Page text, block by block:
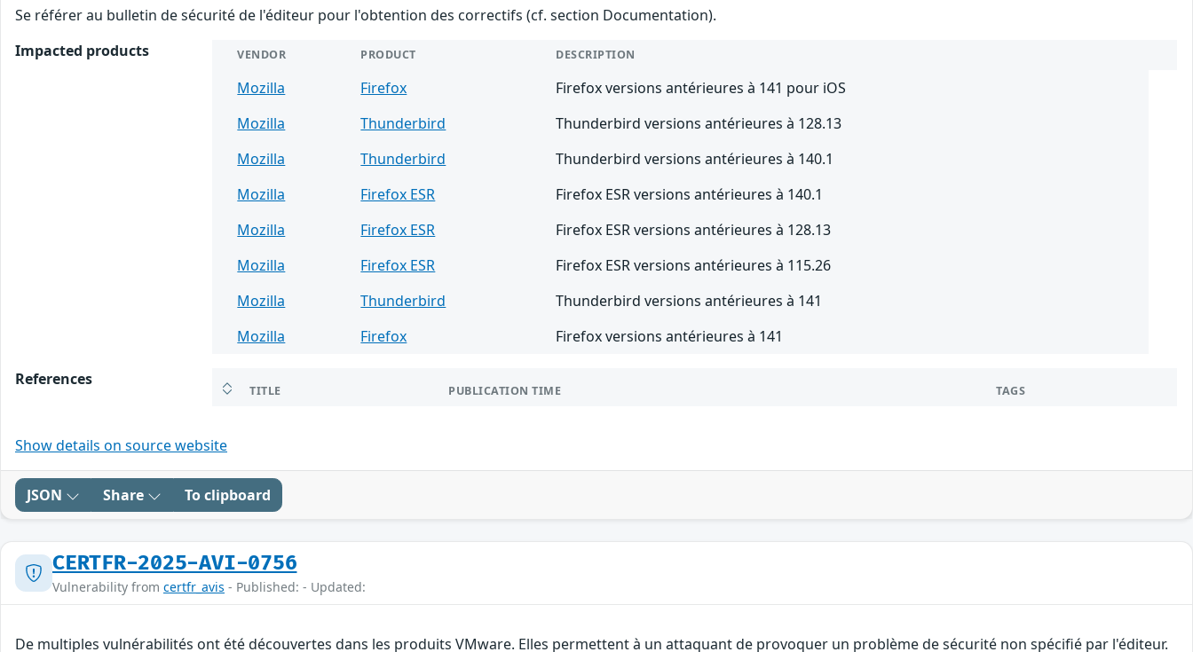
Se référer au bulletin de sécurité de l'éditeur pour l'obtention des correctifs (cf. section Documentation).
Impacted products
VENDOR PRODUCT DESCRIPTION
Mozilla Firefox
Firefox versions antérieures à 141 pour iOS
Mozilla
Thunderbird
Thunderbird versions antérieures à 128.13
Mozilla
Thunderbird
Thunderbird versions antérieures à 140.1
Mozilla
Firefox ESR
Firefox ESR versions antérieures à 140.1
Mozilla
Firefox ESR
Firefox ESR versions antérieures à 128.13
Mozilla
Firefox ESR
Firefox ESR versions antérieures à 115.26
Mozilla
Thunderbird
Thunderbird versions antérieures à 141
Mozilla
Firefox Firefox versions antérieures à 141
References
TITLE PUBLICATION TIME TAGS
Show details on source website
JSON Share To clipboard
CERTFR-2025-AVI-0756
Vulnerability from certfr_avis - Published: - Updated:
De multiples vulnérabilités ont été découvertes dans les produits VMware. Elles permettent à un attaquant de provoquer un problème de sécurité non spécifié par l'éditeur.